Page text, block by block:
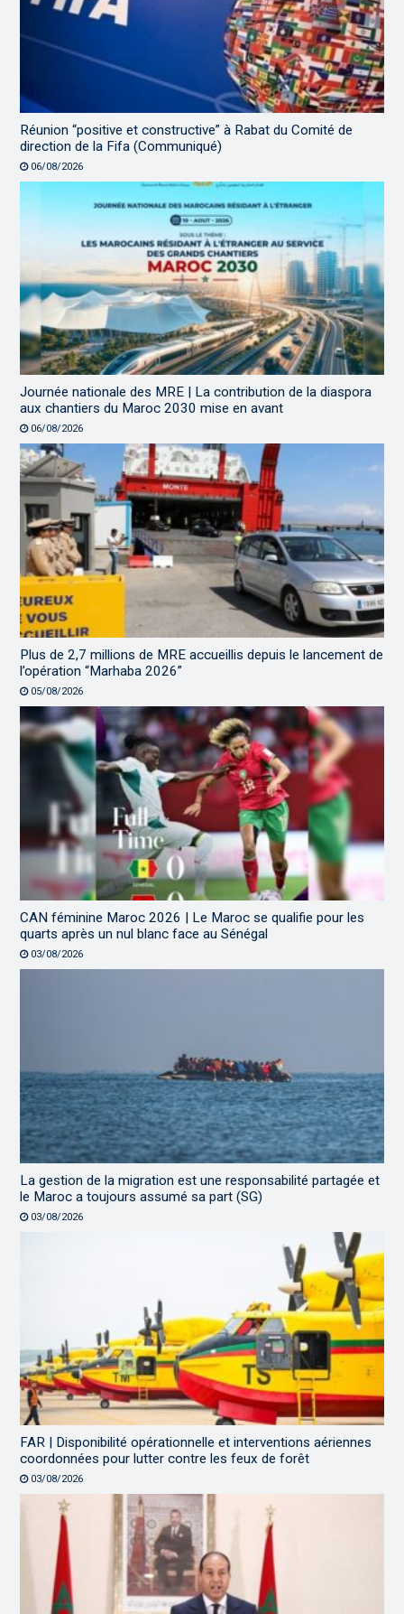
Réunion “positive et constructive” à Rabat du Comité de
direction de la Fifa (Communiqué)
06/08/2026
Journée nationale des MRE | La contribution de la diaspora
aux chantiers du Maroc 2030 mise en avant
06/08/2026
Plus de 2,7 millions de MRE accueillis depuis le lancement de
l’opération “Marhaba 2026”
05/08/2026
CAN féminine Maroc 2026 | Le Maroc se qualifie pour les
quarts après un nul blanc face au Sénégal
03/08/2026
La gestion de la migration est une responsabilité partagée et
le Maroc a toujours assumé sa part (SG)
03/08/2026
FAR | Disponibilité opérationnelle et interventions aériennes
coordonnées pour lutter contre les feux de forêt
03/08/2026